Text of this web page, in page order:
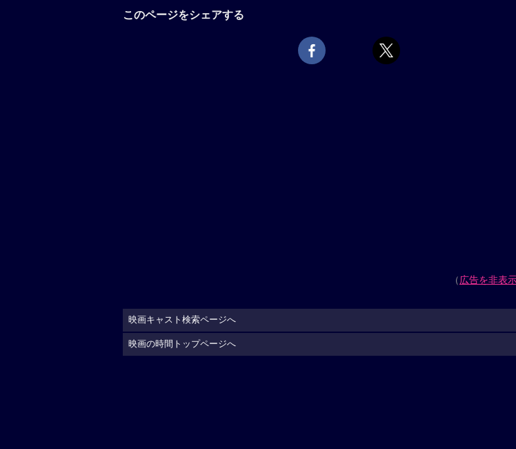
このページをシェアする
（広告を非表
映画キャスト検索ページへ
映画の時間トップページへ